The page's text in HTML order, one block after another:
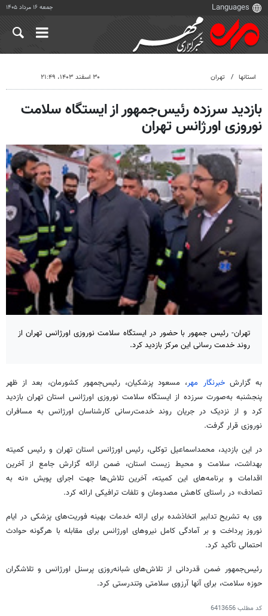
جمعه ۱۶ مرداد ۱۴۰۵
استانها تهران ۳۰ اسفند ۱۴۰۳، ۲۱:۴۹
بازدید سرزده رئیس‌جمهور از ایستگاه سلامت
نوروزی اورژانس تهران
تهران- رئیس جمهور با حضور در ایستگاه سلامت نوروزی اورژانس تهران از
روند خدمت رسانی این مرکز بازدید کرد.
به گزارش خبرنگار مهر، مسعود پزشکیان، رئیس‌جمهور کشورمان، بعد از ظهر
پنجشنبه به‌صورت سرزده از ایستگاه سلامت نوروزی اورژانس استان تهران بازدید
کرد و از نزدیک در جریان روند خدمت‌رسانی کارشناسان اورژانس به مسافران
نوروزی قرار گرفت.
در این بازدید، محمداسماعیل توکلی، رئیس اورژانس استان تهران و رئیس کمیته
بهداشت، سلامت و محیط زیست استان، ضمن ارائه گزارش جامع از آخرین
اقدامات و برنامه‌های این کمیته، آخرین تلاش‌ها جهت اجرای پویش «نه به
تصادف» در راستای کاهش مصدومان و تلفات ترافیکی ارائه کرد.
وی به تشریح تدابیر اتخاذشده برای ارائه خدمات بهینه فوریت‌های پزشکی در ایام
نوروز پرداخت و بر آمادگی کامل نیروهای اورژانس برای مقابله با هرگونه حوادث
احتمالی تأکید کرد.
رئیس‌جمهور ضمن قدردانی از تلاش‌های شبانه‌روزی پرسنل اورژانس و تلاشگران
حوزه سلامت، برای آنها آرزوی سلامتی وتندرستی کرد.
کد مطلب6413656